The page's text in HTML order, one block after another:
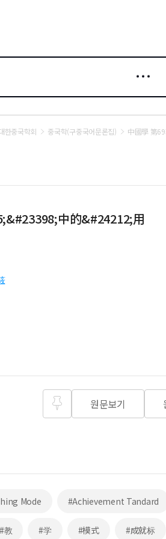
검색
한중국학회 중국학(구중국어문론집) 中國學 第
中的&#24212;用
원문보기
Mode #Achievement Tandard
#教 #学 #模式 #成就标